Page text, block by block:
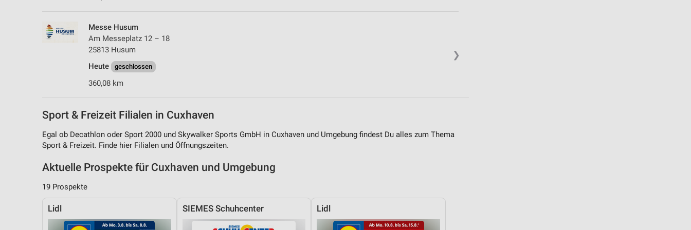
❯
Messe Husum
Am Messeplatz 12 – 18
25813 Husum
Heute
geschlossen
360,08 km
Sport & Freizeit Filialen in Cuxhaven
Egal ob Decathlon oder Sport 2000 und Skywalker Sports GmbH in Cuxhaven und Umgebung findest Du alles zum Thema
Sport & Freizeit. Finde hier Filialen und Öffnungszeiten.
Aktuelle Prospekte für Cuxhaven und Umgebung
19 Prospekte
Lidl SIEMES Schuhcenter Lidl